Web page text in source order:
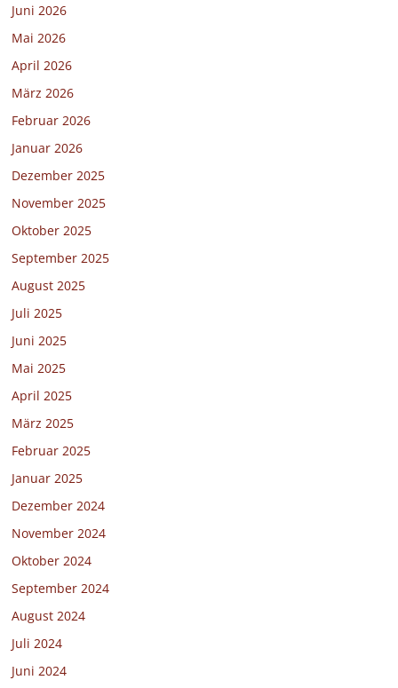
Juni 2026
Mai 2026
April 2026
März 2026
Februar 2026
Januar 2026
Dezember 2025
November 2025
Oktober 2025
September 2025
August 2025
Juli 2025
Juni 2025
Mai 2025
April 2025
März 2025
Februar 2025
Januar 2025
Dezember 2024
November 2024
Oktober 2024
September 2024
August 2024
Juli 2024
Juni 2024